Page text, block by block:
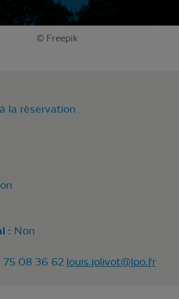
© Freepik
la réservation
: Non
75 08 36 62 louis.jolivot@lpo.fr